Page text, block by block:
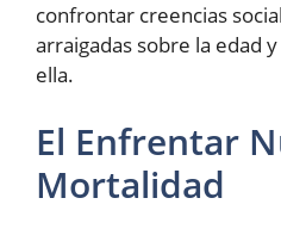
confrontar creencias
arraigadas sobre la edad
ella.
El Enfrentar
Mortalidad